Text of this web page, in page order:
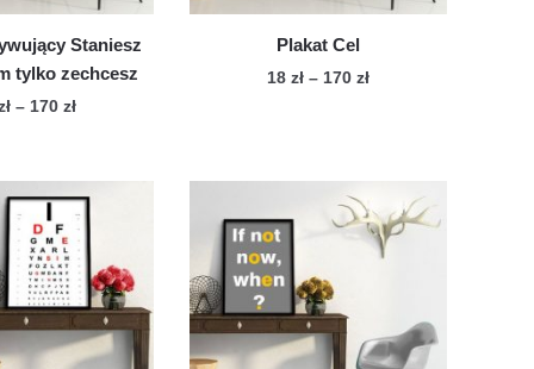
produktu
Staniesz
tylko zechcesz
– 170złZakres
18 zł
do
170 zł
produkt
ma
wiele
wariantów.
Opcje
można
wybrać
Plakat Cel
18 zł – 170 złZakres
170 zł
ma
wiele
wariantów.
można
wybrać
na